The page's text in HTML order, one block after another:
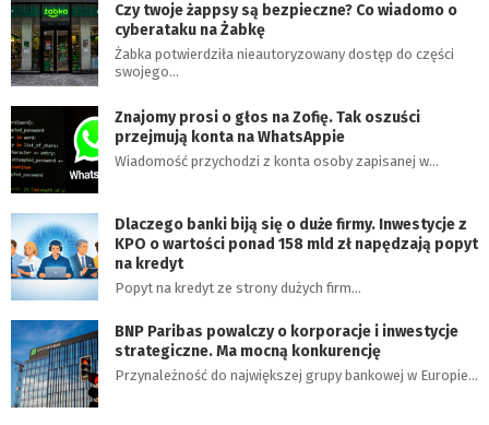
Czy twoje żappsy są bezpieczne? Co wiadomo o
cyberataku na Żabkę
Żabka potwierdziła nieautoryzowany dostęp do części
swojego…
Znajomy prosi o głos na Zofię. Tak oszuści
przejmują konta na WhatsAppie
Wiadomość przychodzi z konta osoby zapisanej w…
Dlaczego banki biją się o duże firmy. Inwestycje z
KPO o wartości ponad 158 mld zł napędzają popyt
na kredyt
Popyt na kredyt ze strony dużych firm…
BNP Paribas powalczy o korporacje i inwestycje
strategiczne. Ma mocną konkurencję
Przynależność do największej grupy bankowej w Europie…